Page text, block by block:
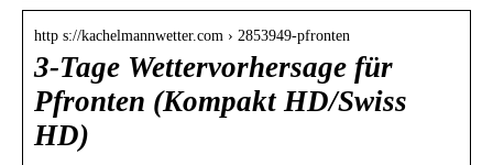
http s://kachelmannwetter.com › 2853949-pfronten
3-Tage Wettervorhersage für
Pfronten (Kompakt HD/Swiss
HD)